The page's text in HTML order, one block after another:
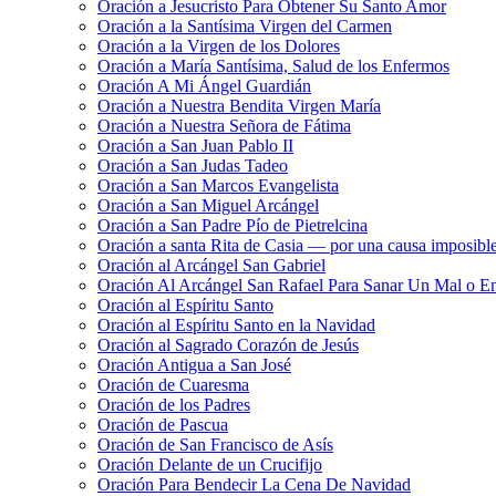
Oración a Jesucristo Para Obtener Su Santo Amor
Oración a la Santísima Virgen del Carmen
Oración a la Virgen de los Dolores
Oración a María Santísima, Salud de los Enfermos
Oración A Mi Ángel Guardián
Oración a Nuestra Bendita Virgen María
Oración a Nuestra Señora de Fátima
Oración a San Juan Pablo II
Oración a San Judas Tadeo
Oración a San Marcos Evangelista
Oración a San Miguel Arcángel
Oración a San Padre Pío de Pietrelcina
Oración a santa Rita de Casia — por una causa
Oración al Arcángel San Gabriel
Oración Al Arcángel San Rafael Para Sanar Un Mal o
Oración al Espíritu Santo
Oración al Espíritu Santo en la Navidad
Oración al Sagrado Corazón de Jesús
Oración Antigua a San José
Oración de Cuaresma
Oración de los Padres
Oración de Pascua
Oración de San Francisco de Asís
Oración Delante de un Crucifijo
Oración Para Bendecir La Cena De Navidad